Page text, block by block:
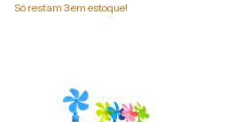
Só restam 3em estoque!